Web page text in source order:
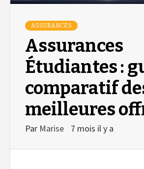
ASSURANCES
Assurances
Étudiantes :
comparatif
meilleures
Par Marise 7 mois il y a